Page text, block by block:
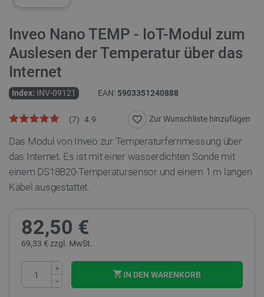
Inveo Nano TEMP - IoT-Modul zum
Auslesen der Temperatur über das
Internet
Index: INV-09121 EAN: 5903351240888
4.9
(7) Zur Wunschliste hinzufügen
Das Modul von Inveo zur Temperaturfernmessung über
das Internet. Es ist mit einer wasserdichten Sonde mit
einem DS18B20-Temperatursensor und einem 1 m langen
Kabel ausgestattet.
82,50 €
69,33 € zzgl. MwSt.
+
−
IN DEN WARENKORB